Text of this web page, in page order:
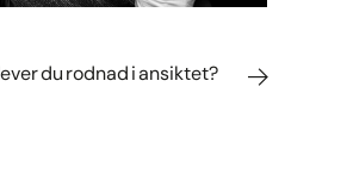
du rodnad i ansiktet?